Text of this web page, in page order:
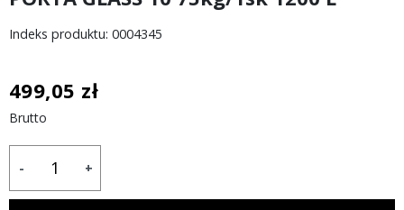
Indeks produktu: 0004345
499,05 zł
Brutto
- +